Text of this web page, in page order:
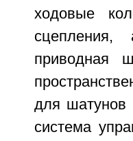
ходовые
приводная
для шатунов
система